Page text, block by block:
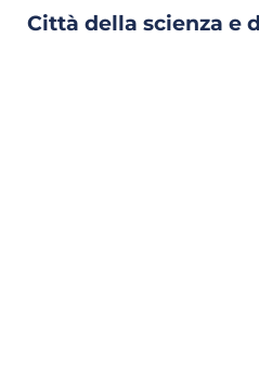
Città della scienza e